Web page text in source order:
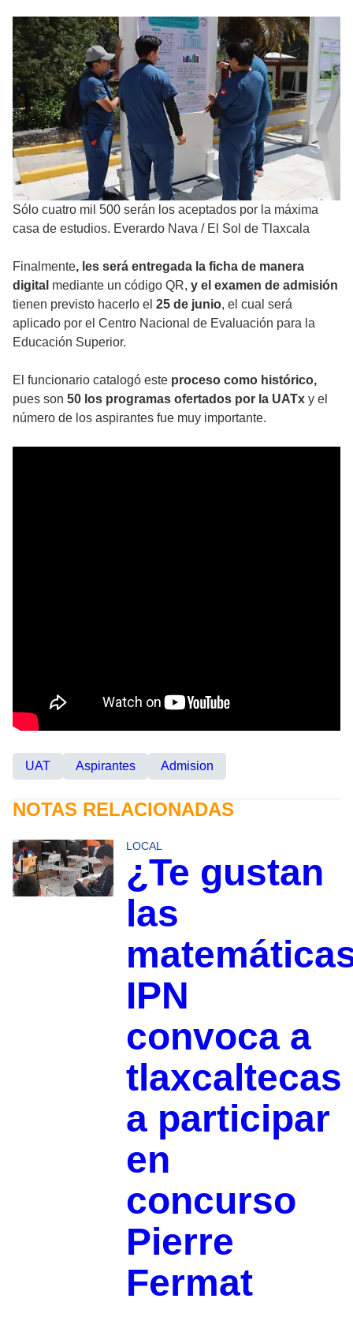
Sólo cuatro mil 500 serán los aceptados por la máxima
casa de estudios. Everardo Nava / El Sol de Tlaxcala
Finalmente, les será entregada la ficha de manera
digital mediante un código QR, y el examen de admisión
tienen previsto hacerlo el 25 de junio, el cual será
aplicado por el Centro Nacional de Evaluación para la
Educación Superior.
El funcionario catalogó este proceso como histórico,
pues son 50 los programas ofertados por la UATx y el
número de los aspirantes fue muy importante.
UAT Aspirantes Admision
NOTAS RELACIONADAS
LOCAL
¿Te gustan
las
IPN
convoca a
tlaxcaltecas
a participar
en
concurso
Pierre
Fermat